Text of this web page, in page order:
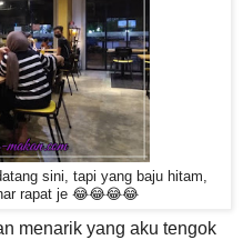
sini, tapi yang baju hitam,
rapat je 😂😂😂😂
menarik yang aku tengok